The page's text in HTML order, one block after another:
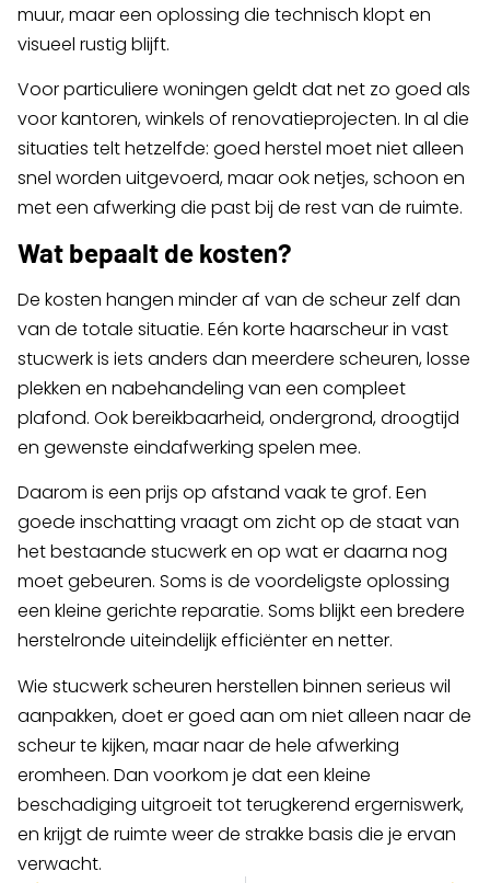
muur, maar een oplossing die technisch klopt en
visueel rustig blijft.
Voor particuliere woningen geldt dat net zo goed als
voor kantoren, winkels of renovatieprojecten. In al die
situaties telt hetzelfde: goed herstel moet niet alleen
snel worden uitgevoerd, maar ook netjes, schoon en
met een afwerking die past bij de rest van de ruimte.
Wat bepaalt de kosten?
De kosten hangen minder af van de scheur zelf dan
van de totale situatie. Eén korte haarscheur in vast
stucwerk is iets anders dan meerdere scheuren, losse
plekken en nabehandeling van een compleet
plafond. Ook bereikbaarheid, ondergrond, droogtijd
en gewenste eindafwerking spelen mee.
Daarom is een prijs op afstand vaak te grof. Een
goede inschatting vraagt om zicht op de staat van
het bestaande stucwerk en op wat er daarna nog
moet gebeuren. Soms is de voordeligste oplossing
een kleine gerichte reparatie. Soms blijkt een bredere
herstelronde uiteindelijk efficiënter en netter.
Wie stucwerk scheuren herstellen binnen serieus wil
aanpakken, doet er goed aan om niet alleen naar de
scheur te kijken, maar naar de hele afwerking
eromheen. Dan voorkom je dat een kleine
beschadiging uitgroeit tot terugkerend ergerniswerk,
en krijgt de ruimte weer de strakke basis die je ervan
verwacht.